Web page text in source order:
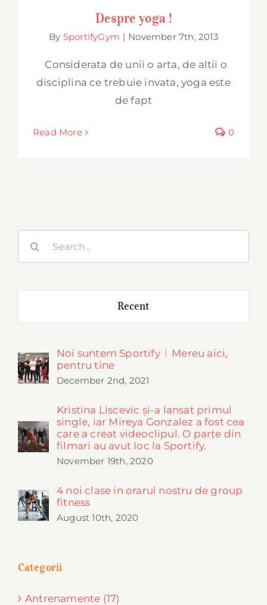
Despre yoga !
By SportifyGym | November 7th, 2013
Considerata de unii o arta, de altii o
disciplina ce trebuie invata, yoga este
de fapt
Read More 0
Recent
Noi suntem Sportify
Mereu aici,
pentru tine
December 2nd, 2021
Kristina Liscevic și-a lansat primul
single, iar Mireya Gonzalez a fost cea
care a creat videoclipul. O parte din
filmari au avut loc la Sportify.
November 19th, 2020
4 noi clase in orarul nostru de group
fitness
August 10th, 2020
Categorii
Antrenamente (17)